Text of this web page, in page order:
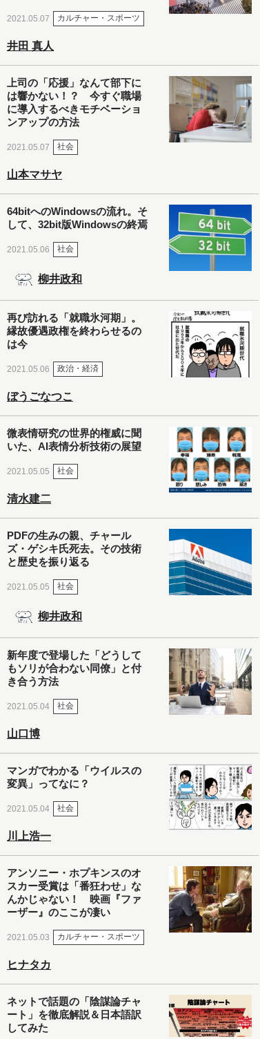
2021.05.07 カルチャー・スポーツ
井田 真人
上司の「応援」なんて部下に
は響かない！？ 今すぐ職場
に導入するべきモチベーショ
ンアップの方法
2021.05.07 社会
山本マサヤ
64bitへのWindowsの流れ。そ
して、32bit版Windowsの終焉
2021.05.06 社会
柳井政和
再び訪れる「就職氷河期」。
縁故優遇政権を終わらせるの
は今
2021.05.06 政治・経済
ぼうごなつこ
微表情研究の世界的権威に聞
いた、AI表情分析技術の展望
2021.05.05 社会
清水建二
PDFの生みの親、チャール
ズ・ゲシキ氏死去。その技術
と歴史を振り返る
2021.05.05 社会
柳井政和
新年度で登場した「どうして
もソリが合わない同僚」と付
き合う方法
2021.05.04 社会
山口博
マンガでわかる「ウイルスの
変異」ってなに？
2021.05.04 社会
川上浩一
アンソニー・ホプキンスのオ
スカー受賞は「番狂わせ」な
んかじゃない！ 映画『ファ
ーザー』のここが凄い
2021.05.03 カルチャー・スポーツ
ヒナタカ
ネットで話題の「陰謀論チャ
ート」を徹底解説＆日本語訳
してみた